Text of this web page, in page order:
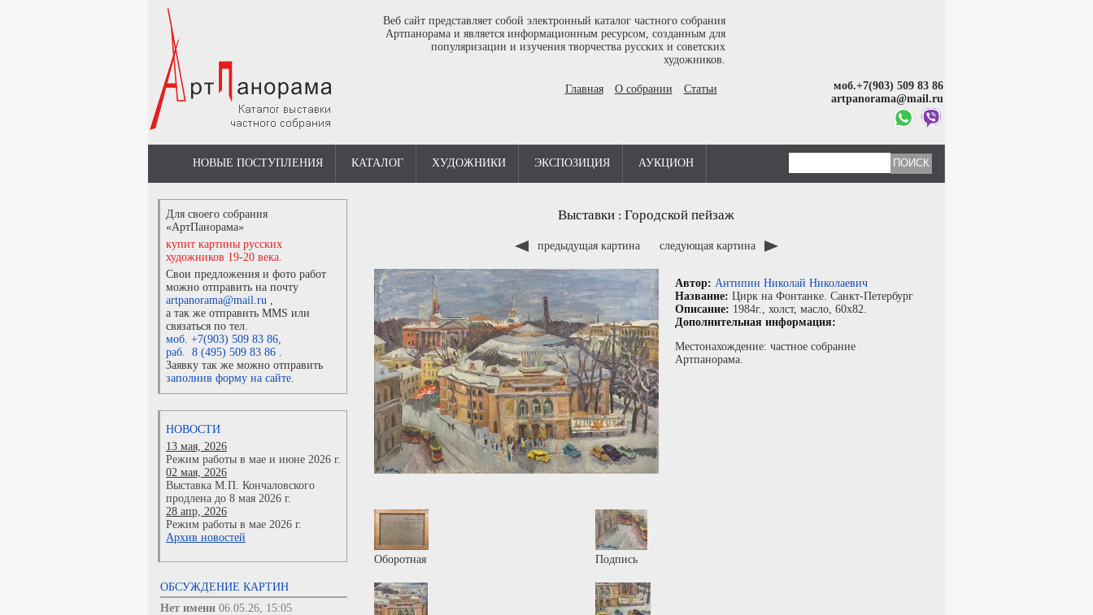
Веб сайт представляет собой электронный каталог частного собрания
Артпанорама и является информационным ресурсом, созданным для
популяризации и изучения творчества русских и советских
художников.
Главная О собрании Статьи
моб.+7(903) 509 83 86
artpanorama@mail.ru
НОВЫЕ ПОСТУПЛЕНИЯ КАТАЛОГ ХУДОЖНИКИ ЭКСПОЗИЦИЯ АУКЦИОН
Для своего собрания
«АртПанорама»
купит картины русских
художников 19-20 века.
Свои предложения и фото работ
можно отправить на почту
artpanorama@mail.ru ,
а так же отправить MMS или
связаться по тел.
моб. +7(903) 509 83 86,
раб. 8 (495) 509 83 86 .
Заявку так же можно отправить
заполнив форму на сайте.
НОВОСТИ
13 мая, 2026
Режим работы в мае и июне 2026 г.
02 мая, 2026
Выставка М.П. Кончаловского
продлена до 8 мая 2026 г.
28 апр, 2026
Режим работы в мае 2026 г.
Архив новостей
ОБСУЖДЕНИЕ КАРТИН
Нет имени 06.05.26, 15:05
Выставки : Городской пейзаж
предыдущая картина следующая картина
Автор: Антипин Николай Николаевич
Название: Цирк на Фонтанке. Санкт-Петербург
Описание: 1984г., холст, масло, 60x82.
Дополнительная информация:
Местонахождение: частное собрание
Артпанорама.
Оборотная Подпись